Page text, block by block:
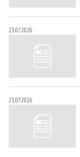
23.07.2026
21.07.2026